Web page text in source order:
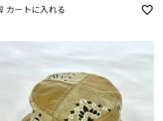
カートに入れる